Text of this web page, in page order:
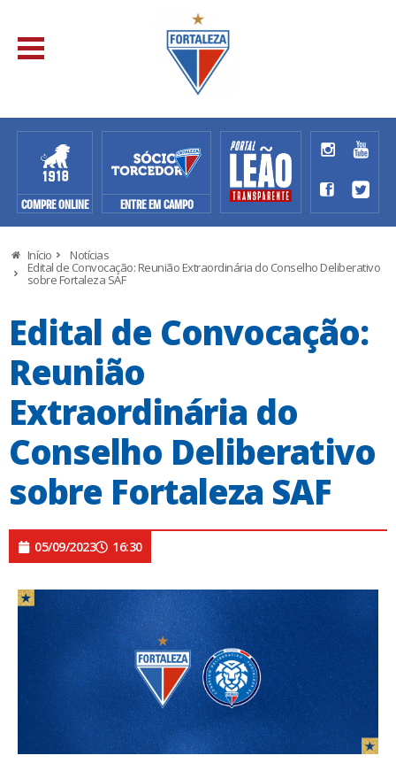
COMPRE ONLINE ENTRE EM CAMPO
Início Notícias
Edital de Convocação: Reunião Extraordinária do Conselho Deliberativo
sobre Fortaleza SAF
Edital de Convocação:
Reunião
Extraordinária do
Conselho Deliberativo
sobre Fortaleza SAF
05/09/2023 16:30